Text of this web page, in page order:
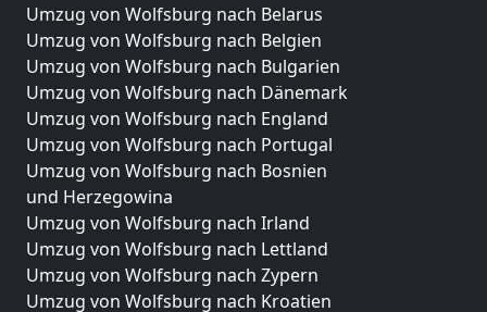
Umzug von Wolfsburg nach Belarus
Umzug von Wolfsburg nach Belgien
Umzug von Wolfsburg nach Bulgarien
Umzug von Wolfsburg nach Dänemark
Umzug von Wolfsburg nach England
Umzug von Wolfsburg nach Portugal
Umzug von Wolfsburg nach Bosnien
und Herzegowina
Umzug von Wolfsburg nach Irland
Umzug von Wolfsburg nach Lettland
Umzug von Wolfsburg nach Zypern
Umzug von Wolfsburg nach Kroatien